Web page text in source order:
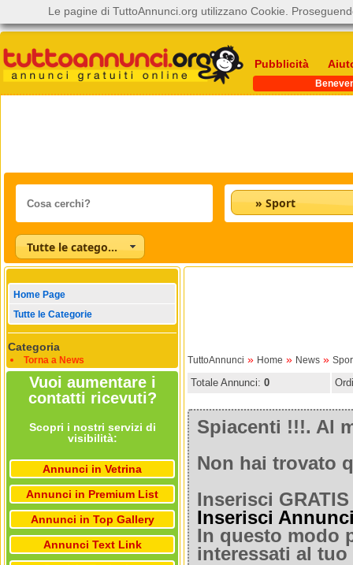
Pubblicità
» Sport
Tutte le categorie
Home Page
Tutte le Categorie
Categoria
Torna a News
Vuoi aumentare i
contatti ricevuti?
Scopri i nostri servizi di
visibilità:
Annunci in Vetrina
Annunci in Premium List
Annunci in Top Gallery
Annunci Text Link
TuttoAnnunci » Home » News »
Totale Annunci: 0
Spiacenti !!!. Al
Non hai trovato
Inserisci
Inserisci
In questo modo
interessati al
Le pagine di TuttoAnnunci.org utilizzano Cookie.